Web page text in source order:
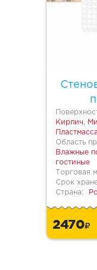
Кирпич,
Область
Влажные
гостиные
Торговая
Срок
Страна:
2470